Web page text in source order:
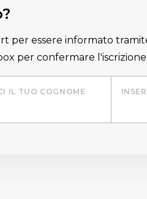
per essere informato
per confermare
IL TUO COGNOME